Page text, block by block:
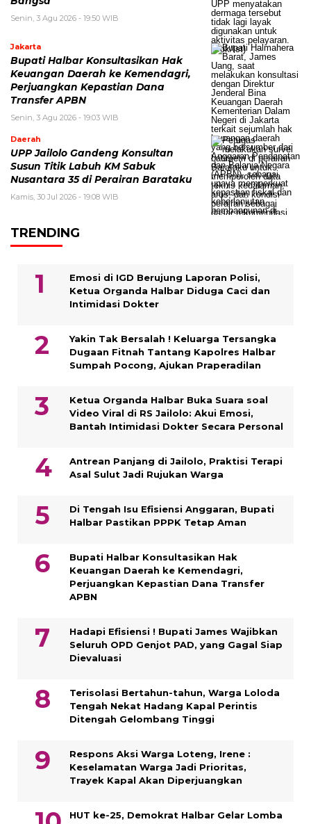
Senin, 3 Agu 2026 - 19:50 WIB
Jakarta
Bupati Halbar Konsultasikan Hak
Keuangan Daerah ke Kemendagri,
Perjuangkan Kepastian Dana
Transfer APBN
Senin, 3 Agu 2026 - 19:03 WIB
Daerah
UPP Jailolo Gandeng Konsultan
Susun Titik Labuh KM Sabuk
Nusantara 35 di Perairan Barataku
Kamis, 30 Jul 2026 - 19:08 WIB
TRENDING
Emosi di IGD Berujung Laporan Polisi,
Ketua Organda Halbar Diduga Caci dan
Intimidasi Dokter
Yakin Tak Bersalah ! Keluarga Tersangka
Dugaan Fitnah Tantang Kapolres Halbar
Sumpah Pocong, Ajukan Praperadilan
Ketua Organda Halbar Buka Suara soal
Video Viral di RS Jailolo: Akui Emosi,
Bantah Intimidasi Dokter Secara Personal
Antrean Panjang di Jailolo, Praktisi Terapi
Asal Sulut Jadi Rujukan Warga
Di Tengah Isu Efisiensi Anggaran, Bupati
Halbar Pastikan PPPK Tetap Aman
Bupati Halbar Konsultasikan Hak
Keuangan Daerah ke Kemendagri,
Perjuangkan Kepastian Dana Transfer
APBN
Hadapi Efisiensi ! Bupati James Wajibkan
Seluruh OPD Genjot PAD, yang Gagal Siap
Dievaluasi
Terisolasi Bertahun-tahun, Warga Loloda
Tengah Nekat Hadang Kapal Perintis
Ditengah Gelombang Tinggi
Respons Aksi Warga Loteng, Irene :
Keselamatan Warga Jadi Prioritas,
Trayek Kapal Akan Diperjuangkan
HUT ke-25, Demokrat Halbar Gelar Lomba